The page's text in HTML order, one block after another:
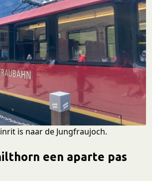
is naar de Jungfraujoch.
een aparte pas